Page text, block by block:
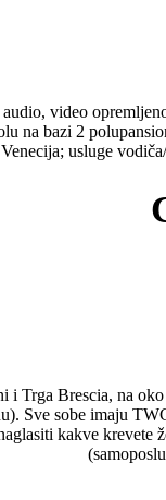
video
na bazi 2
usluge
Trga Brescia, na
Sve sobe imaju
kakve